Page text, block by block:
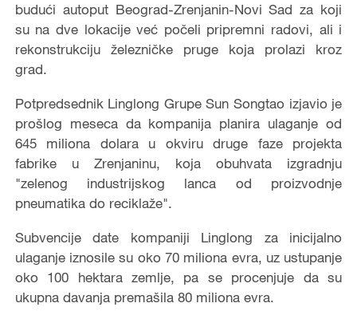
budući autoput Beograd-Zrenjanin-Novi Sad za koji
su na dve lokacije već počeli pripremni radovi, ali i
rekonstrukciju železničke pruge koja prolazi kroz
grad.
Potpredsednik Linglong Grupe Sun Songtao izjavio je
prošlog meseca da kompanija planira ulaganje od
645 miliona dolara u okviru druge faze projekta
fabrike u Zrenjaninu, koja obuhvata izgradnju
"zelenog industrijskog lanca od proizvodnje
pneumatika do reciklaže".
Subvencije date kompaniji Linglong za inicijalno
ulaganje iznosile su oko 70 miliona evra, uz ustupanje
oko 100 hektara zemlje, pa se procenjuje da su
ukupna davanja premašila 80 miliona evra.